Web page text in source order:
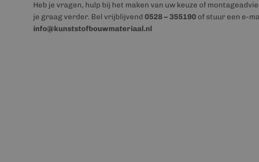
Heb je vragen, hulp bij het maken van uw keuze of
je graag verder. Bel vrijblijvend 0528 – 355190 of stuur een e-
info@kunststofbouwmateriaal.nl